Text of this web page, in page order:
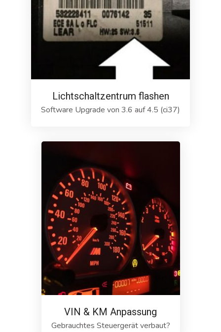
Lichtschaltzentrum flashen
Software Upgrade von 3.6 auf 4.5 (ci37)
VIN & KM Anpassung
Gebrauchtes Steuergerät verbaut?